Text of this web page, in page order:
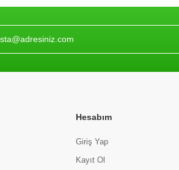
Hesabım
Giriş Yap
Kayıt Ol